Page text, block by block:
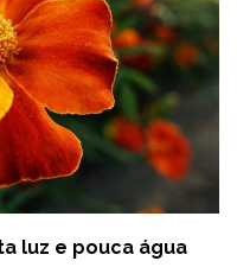
luz e pouca água